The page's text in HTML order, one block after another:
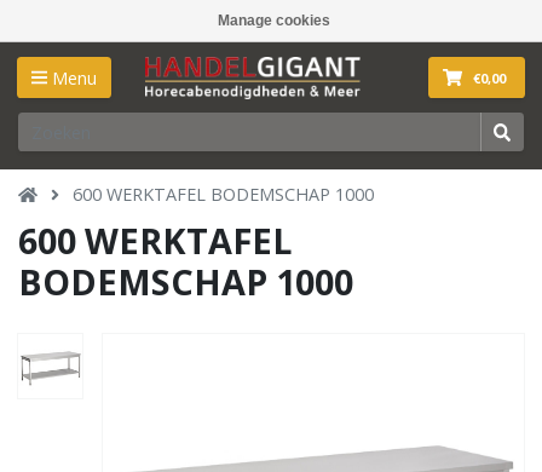
Manage cookies
Menu €0,00
600 WERKTAFEL BODEMSCHAP 1000
600 WERKTAFEL
BODEMSCHAP 1000